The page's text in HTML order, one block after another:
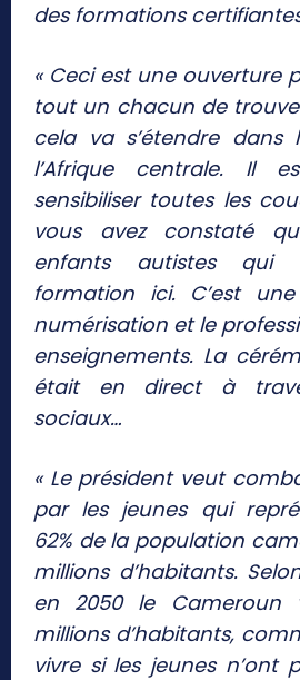
des formations
« Ceci est une ouverture
tout un chacun de
cela va s’étendre
l’Afrique centrale. Il
sensibiliser toutes les
vous avez constaté
enfants autistes
formation ici. C’est
numérisation et le
enseignements. La
était en direct à
sociaux…
« Le président veut
par les jeunes qui
62% de la population
millions d’habitants.
en 2050 le Cameroun
millions d’habitants,
vivre si les jeunes n’ont